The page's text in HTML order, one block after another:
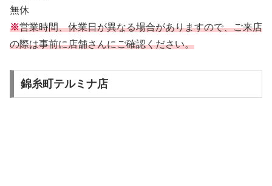
無休
※営業時間、休業日が異なる場合がありますので、ご来店
の際は事前に店舗さんにご確認ください。
錦糸町テルミナ店